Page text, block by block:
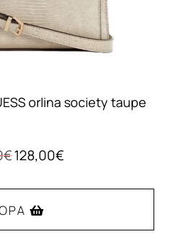
orlina society taupe
€Original
was:
159,99€.
128,00€Η
τιμή